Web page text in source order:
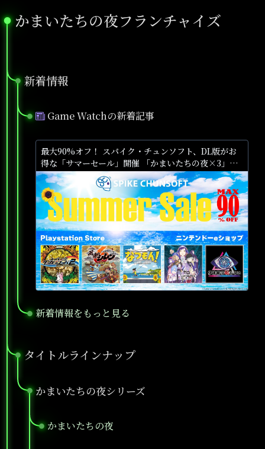
かまいたちの夜フランチャイズ
●
新着情報
●
Game Watchの新着記事
●
最大90%オフ！ スパイク・チュンソフト、DL版がお
得な「サマーセール」開催 「かまいたちの夜×3」や
「AI: ソムニウム ファイル」が対象に
新着情報をもっと見る
●
タイトルラインナップ
●
かまいたちの夜シリーズ
●
かまいたちの夜
●